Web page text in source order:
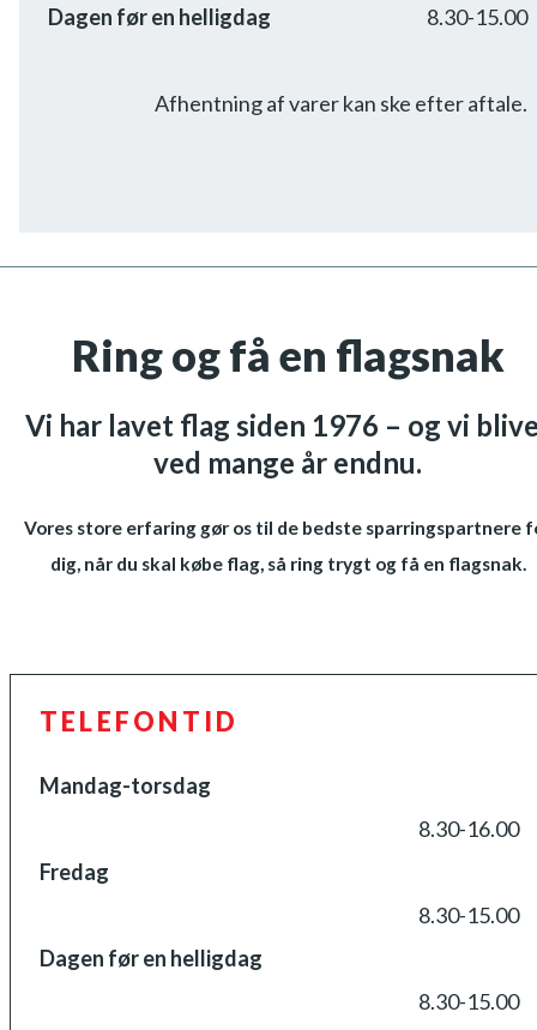
Dagen før en helligdag
8.30-15.00
Afhentning af varer kan ske efter aftale.
Ring og få en flagsnak
Vi har lavet flag siden 1976 – og vi
ved mange år endnu.
Vores store erfaring gør os til de bedste sparringspartnere
dig, når du skal købe flag, så ring trygt og få en flagsnak.
TELEFONTID
Mandag-torsdag
8.30-16.00
Fredag
8.30-15.00
Dagen før en helligdag
8.30-15.00